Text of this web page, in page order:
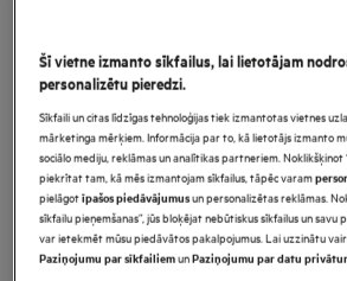
Veļas žāvētājs ar
9000.sērija ar
kg
Ražojuma informācijas lapa
Priekšrocības
9000 AbsoluteCare® Plus veļas žāvētājs
3DScan tehnoloģija — vienmērīgi izžāvē pat segas
AbsoluteCare® — pielāgota žāvēšana vilnas, zīda
Šī vietne izmanto sīkfailus, lai lietotājam
personalizētu pieredzi.
Sīkfaili un citas līdzīgas tehnoloģijas tiek izmantotas vietnes
mārketinga mērķiem. Informācija par to, kā lietotājs izmanto
sociālo mediju, reklāmas un analītikas partneriem. Noklikšķinot
piekrītat tam, kā mēs izmantojam sīkfailus, tāpēc varam
pielāgotīpašos piedāvājumusun personalizētas reklāmas.
sīkfailu pieņemšanas”, jūs bloķējat nebūtiskus sīkfailus un savu
var ietekmēt mūsu piedāvātos pakalpojumus. Lai uzzinātu
Paziņojumu par sīkfailiemunPaziņojumu par datu